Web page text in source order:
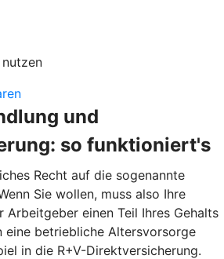
und
so funktioniert's
Recht auf die sogenannte
Sie wollen, muss also Ihre
Arbeitgeber einen Teil Ihres Gehalts
eine betriebliche Altersvorsorge
in die R+V-Direktversicherung.